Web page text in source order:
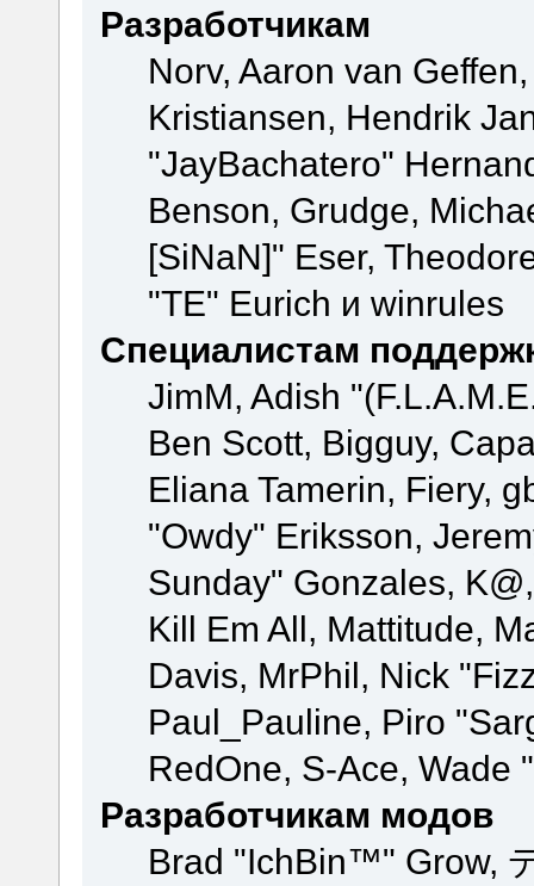
Разработчикам
Norv, Aaron van
Kristiansen, Hendrik
"JayBachatero"
Benson, Grudge,
[SiNaN]" Eser,
"TE" Eurich и winrules
Специалистам
JimM, Adish
Ben Scott, Bigguy,
Eliana Tamerin, Fiery,
"Owdy" Eriksson,
Sunday" Gonzales,
Kill Em All, Mattitude,
Davis, MrPhil, Nick
Paul_Pauline, Piro
RedOne, S-Ace,
Разработчикам модов
Brad "IchBin™" Grow,